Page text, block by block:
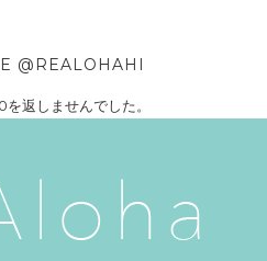
@REALOHAHI
返しませんでした。